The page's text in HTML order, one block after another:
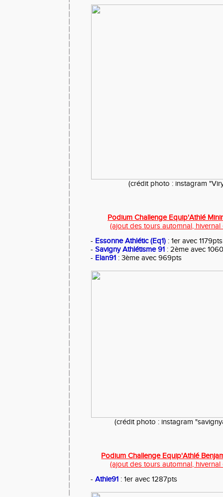
(crédit photo : instagram
Podium Challenge Equip'Athlé
(ajout des tours automnal,
- Essonne Athlétic (Eq1) : 1er avec 1179pts
- Savigny Athlétisme 91 : 2ème avec
- Elan91 : 3ème avec 969pts
(crédit photo : instagram
Podium Challenge Equip'Athlé
(ajout des tours automnal,
- Athle91 : 1er avec 1287pts